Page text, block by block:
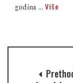
godina ... Više